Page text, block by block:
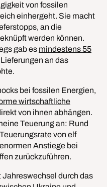
von fossilen
einhergeht. Sie macht
an die
werden können.
gab es mindestens 55
an das
bei fossilen Energien,
wirtschaftliche
von ihnen abhängen.
Teuerung an: Rund
von elf
Anstiege bei
zurückzuführen.
durch das